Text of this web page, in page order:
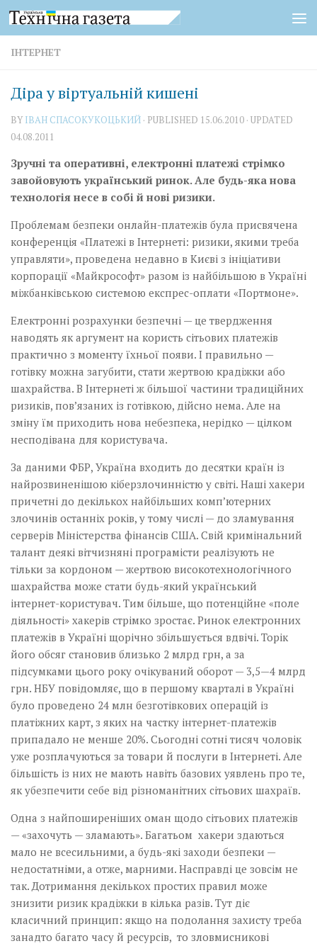
Skip to content
ІНТЕРНЕТ
Діра у віртуальній кишені
BY IВАН СПАСОКУКОЦЬКИЙ · PUBLISHED 15.06.2010 · UPDATED
04.08.2011
Зручні та оперативні, електронні платежі стрімко
завойовують український ринок. Але будь-яка нова
технологія несе в собі й нові ризики.
Проблемам безпеки онлайн-платежів була присвячена
конференція «Платежі в Інтернеті: ризики, якими треба
управляти», проведена недавно в Києві з ініціативи
корпорації «Майкрософт» разом із найбільшою в Україні
міжбанківською системою експрес-оплати «Портмоне».
Електронні розрахунки безпечні — це твердження
наводять як аргумент на користь сітьових платежів
практично з моменту їхньої появи. І правильно —
готівку можна загубити, стати жертвою крадіжки або
шахрайства. В Інтернеті ж більшої частини традиційних
ризиків, пов’язаних із готівкою, дійсно нема. Але на
зміну їм приходить нова небезпека, нерідко — цілком
несподівана для користувача.
За даними ФБР, Україна входить до десятки країн із
найрозвиненішою кіберзлочинністю у світі. Наші хакери
причетні до декількох найбільших комп’ютерних
злочинів останніх років, у тому числі — до зламування
серверів Міністерства фінансів США. Свій кримінальний
талант деякі вітчизняні програмісти реалізують не
тільки за кордоном — жертвою високотехнологічного
шахрайства може стати будь-який український
інтернет-користувач. Тим більше, що потенційне «поле
діяльності» хакерів стрімко зростає. Ринок електронних
платежів в Україні щорічно збільшується вдвічі. Торік
його обсяг становив близько 2 млрд грн, а за
підсумками цього року очікуваний оборот — 3,5—4 млрд
грн. НБУ повідомляє, що в першому кварталі в Україні
було проведено 24 млн безготівкових операцій із
платіжних карт, з яких на частку інтернет-платежів
припадало не менше 20%. Сьогодні сотні тисяч чоловік
уже розплачуються за товари й послуги в Інтернеті. Але
більшість із них не мають навіть базових уявлень про те,
як убезпечити себе від різноманітних сітьових шахраїв.
Одна з найпоширеніших оман щодо сітьових платежів
— «захочуть — зламають». Багатьом хакери здаються
мало не всесильними, а будь-які заходи безпеки —
недостатніми, а отже, марними. Насправді це зовсім не
так. Дотримання декількох простих правил може
знизити ризик крадіжки в кілька разів. Тут діє
класичний принцип: якщо на подолання захисту треба
занадто багато часу й ресурсів, то зловмисникові